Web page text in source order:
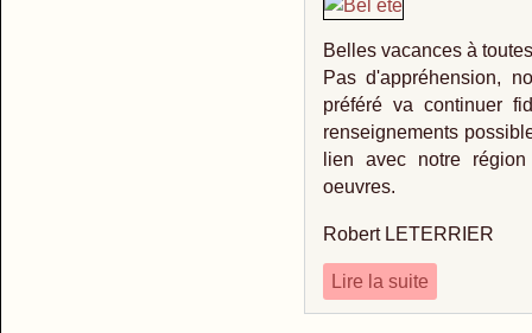
Belles vacances à
Pas d'appréhension,
préféré va continuer
renseignements
lien avec notre
oeuvres.
Robert LETERRIER
Lire la suite